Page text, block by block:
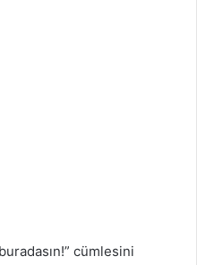
cümlesini